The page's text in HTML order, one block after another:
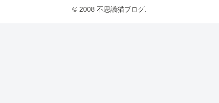
© 2008 不思議猫ブログ.